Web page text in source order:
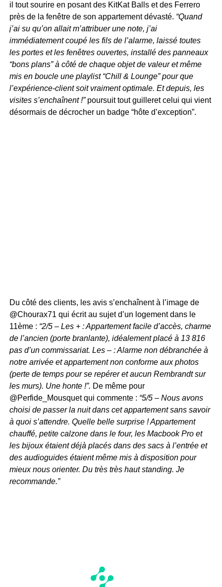
il tout sourire en posant des KitKat Balls et des Ferrero
près de la fenêtre de son appartement dévasté. “Quand
j’ai su qu’on allait m’attribuer une note, j’ai
immédiatement coupé les fils de l’alarme, laissé toutes
les portes et les fenêtres ouvertes, installé des panneaux
“bons plans” à côté de chaque objet de valeur et même
mis en boucle une playlist “Chill & Lounge” pour que
l’expérience-client soit vraiment optimale. Et depuis, les
visites s’enchaînent !”poursuit tout guilleret celui qui vient
désormais de décrocher un badge “hôte d’exception”.
Du côté des clients, les avis s’enchaînent à l’image de
@Chourax71 qui écrit au sujet d’un logement dans le
11ème : “2/5 – Les + : Appartement facile d’accès, charme
de l’ancien (porte branlante), idéalement placé à 13 816
pas d’un commissariat. Les – : Alarme non débranchée à
notre arrivée et appartement non conforme aux photos
(perte de temps pour se repérer et aucun Rembrandt sur
les murs). Une honte !”. De même pour
@Perfide_Mousquet qui commente : “5/5 – Nous avons
choisi de passer la nuit dans cet appartement sans savoir
à quoi s’attendre. Quelle belle surprise ! Appartement
chauffé, petite calzone dans le four, les Macbook Pro et
les bijoux étaient déjà placés dans des sacs à l’entrée et
des audioguides étaient même mis à disposition pour
mieux nous orienter. Du très très haut standing. Je
recommande.”